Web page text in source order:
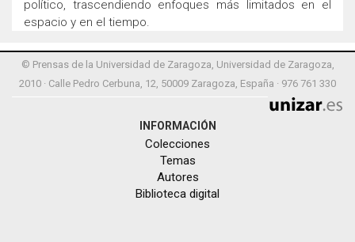
político, trascendiendo enfoques más limitados en el
espacio y en el tiempo.
© Prensas de la Universidad de Zaragoza, Universidad de Zaragoza,
2010 · Calle Pedro Cerbuna, 12, 50009 Zaragoza, España · 976 761 330
INFORMACIÓN
Colecciones
Temas
Autores
Biblioteca digital